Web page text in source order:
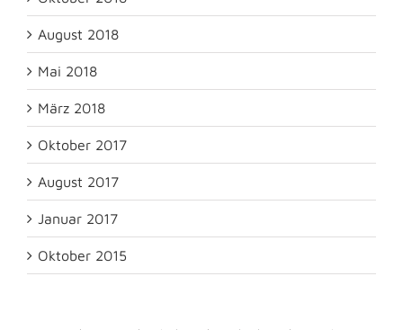
August 2018
Mai 2018
März 2018
Oktober 2017
August 2017
Januar 2017
Oktober 2015